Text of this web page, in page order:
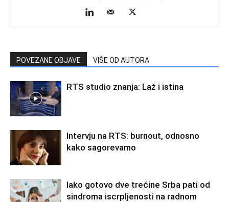
POVEZANE OBJAVE VIŠE OD AUTORA
RTS studio znanja: Laž i istina
Intervju na RTS: burnout, odnosno
kako sagorevamo
Iako gotovo dve trećine Srba pati od
sindroma iscrpljenosti na radnom